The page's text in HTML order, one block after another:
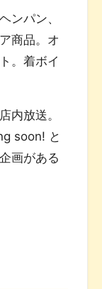
ンパン、
商品。オ
。着ボイ
内放送。
soon! と
画がある